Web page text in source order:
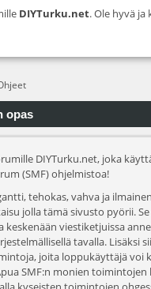
DIYTurku.net. Ole hyvä ja
opas
DIYTurku.net, joka
(SMF) ohjelmistoa!
tehokas, vahva ja ilmainen
jolla tämä sivusto pyörii.
keskenään viestiketjuissa
tavalla. Lisäksi
joita loppukäyttäjä voi
SMF:n monien